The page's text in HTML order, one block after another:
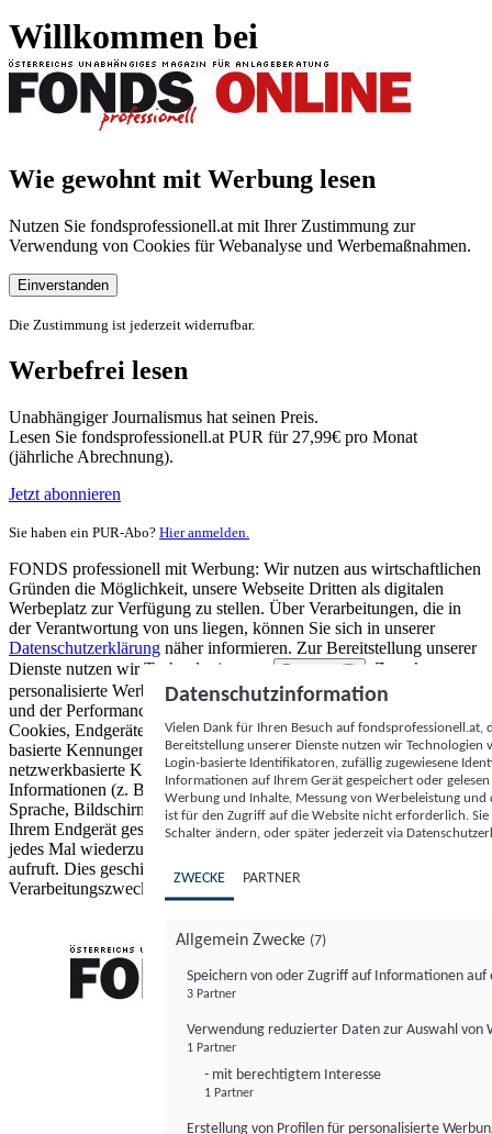
Willkommen bei
Wie gewohnt mit Werbung lesen
Nutzen Sie fondsprofessionell.at mit Ihrer Zustimmung zur
Verwendung von Cookies für Webanalyse und Werbemaßnahmen.
Einverstanden
Die Zustimmung ist jederzeit widerrufbar.
Werbefrei lesen
Unabhängiger Journalismus hat seinen Preis.
Lesen Sie fondsprofessionell.at PUR für 27,99€ pro Monat
(jährliche Abrechnung).
Jetzt abonnieren
Sie haben ein PUR-Abo? Hier anmelden.
FONDS professionell mit Werbung: Wir nutzen aus wirtschaftlichen
Gründen die Möglichkeit, unsere Webseite Dritten als digitalen
Werbeplatz zur Verfügung zu stellen. Über Verarbeitungen, die in
der Verantwortung von uns liegen, können Sie sich in unserer
Datenschutzerklärung näher informieren. Zur Bereitstellung unserer
Dienste nutzen wir Technologien von
Partnern (5)
. Zwecke:
personalisierte Werbung und Inhalte, Messung von Werbeleistung
und der Performance von Inhalten sowie Zielgruppenforschung.
Cookies, Endgeräte- oder ähnliche Online-Kennungen (z. B. login-
basierte Kennungen, zufällig generierte Kennungen,
netzwerkbasierte Kennungen) können zusammen mit anderen
Informationen (z. B. Browsertyp und Browserinformationen,
Sprache, Bildschirmgröße, unterstützte Technologien usw.) auf
Ihrem Endgerät gespeichert oder von dort ausgelesen werden, um es
jedes Mal wiederzuerkennen, wenn es eine App oder einer Webseite
aufruft. Dies geschieht für einen oder mehrere der hier aufgeführten
Verarbeitungszwecke.
Datenschutzinformation
Vielen Dank für Ihren Besuch auf
Bereitstellung unserer Dienste nutzen wir Technologien
Login-basierte Identifikatoren, zufällig zugewiesene
Informationen auf Ihrem Gerät gespeichert oder
Werbung und Inhalte, Messung von Werbeleistung
ist für den Zugriff auf die Website nicht erforderlich.
Schalter ändern, oder später jederzeit via
ZWECKE PARTNER
Allgemein Zwecke (7)
Speichern von oder Zugriff auf Informationen auf
3 Partner
Verwendung reduzierter Daten zur Auswahl von
1 Partner
- mit berechtigtem Interesse
1 Partner
Erstellung von Profilen für personalisierte
FONDS professionell